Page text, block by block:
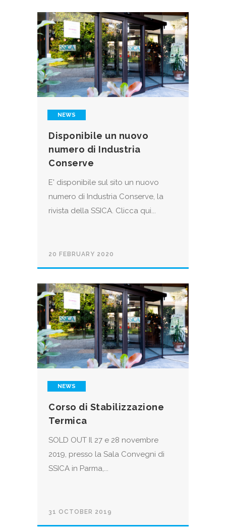
NEWS
Disponibile un nuovo
numero di Industria
Conserve
E' disponibile sul sito un nuovo
numero di Industria Conserve, la
rivista della SSICA. Clicca qui...
20 FEBRUARY 2020
NEWS
Corso di Stabilizzazione
Termica
SOLD OUT Il 27 e 28 novembre
2019, presso la Sala Convegni di
SSICA in Parma,...
31 OCTOBER 2019